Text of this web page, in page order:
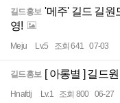
길드홍보 '메주' 길드 길원
영!
Meju Lv.5 조회 641 07-03
길드홍보 [ 아롱별 ] 길드
Hnafdj Lv.1 조회 800 06-27